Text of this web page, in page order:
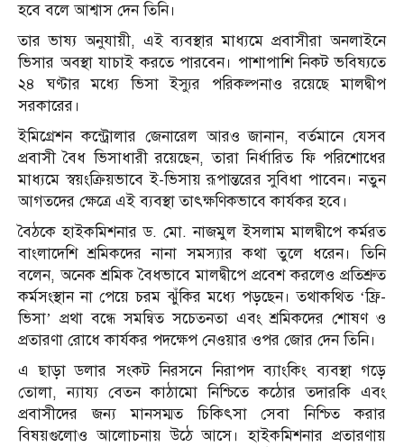
হবে বলে আশ্বাস দেন তিনি।
তার ভাষ্য অনুযায়ী, এই ব্যবস্থার মাধ্যমে প্রবাসীরা অনলাইনে
ভিসার অবস্থা যাচাই করতে পারবেন। পাশাপাশি নিকট ভবিষ্যতে
২৪ ঘণ্টার মধ্যে ভিসা ইস্যুর পরিকল্পনাও রয়েছে মালদ্বীপ
সরকারের।
ইমিগ্রেশন কন্ট্রোলার জেনারেল আরও জানান, বর্তমানে যেসব
প্রবাসী বৈধ ভিসাধারী রয়েছেন, তারা নির্ধারিত ফি পরিশোধের
মাধ্যমে স্বয়ংক্রিয়ভাবে ই-ভিসায় রূপান্তরের সুবিধা পাবেন। নতুন
আগতদের ক্ষেত্রে এই ব্যবস্থা তাৎক্ষণিকভাবে কার্যকর হবে।
বৈঠকে হাইকমিশনার ড. মো. নাজমুল ইসলাম মালদ্বীপে কর্মরত
বাংলাদেশি শ্রমিকদের নানা সমস্যার কথা তুলে ধরেন। তিনি
বলেন, অনেক শ্রমিক বৈধভাবে মালদ্বীপে প্রবেশ করলেও প্রতিশ্রুত
কর্মসংস্থান না পেয়ে চরম ঝুঁকির মধ্যে পড়ছেন। তথাকথিত ‘ফ্রি-
ভিসা’ প্রথা বন্ধে সমন্বিত সচেতনতা এবং শ্রমিকদের শোষণ ও
প্রতারণা রোধে কার্যকর পদক্ষেপ নেওয়ার ওপর জোর দেন তিনি।
এ ছাড়া ডলার সংকট নিরসনে নিরাপদ ব্যাংকিং ব্যবস্থা গড়ে
তোলা, ন্যায্য বেতন কাঠামো নিশ্চিতে কঠোর তদারকি এবং
প্রবাসীদের জন্য মানসম্মত চিকিৎসা সেবা নিশ্চিত করার
বিষয়গুলোও আলোচনায় উঠে আসে। হাইকমিশনার প্রতারণায়